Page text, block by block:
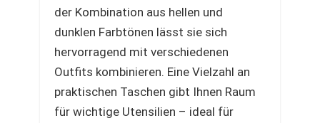
der Kombination aus hellen und
dunklen Farbtönen lässt sie sich
hervorragend mit verschiedenen
Outfits kombinieren. Eine Vielzahl an
praktischen Taschen gibt Ihnen Raum
für wichtige Utensilien – ideal für